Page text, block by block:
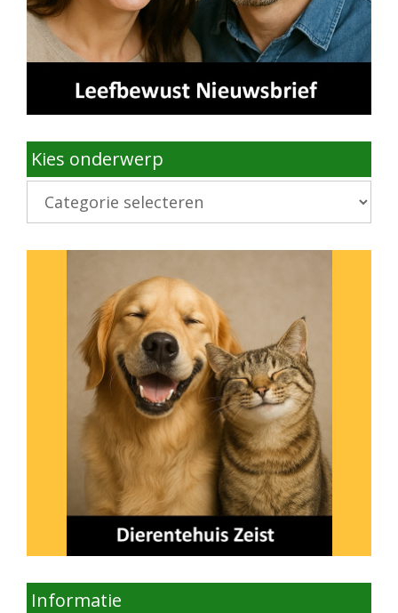
Kies onderwerp
Kies
onderwerp
Informatie